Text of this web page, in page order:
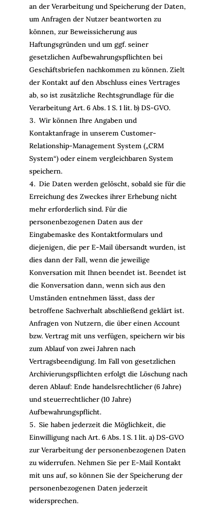
an der Verarbeitung und Speicherung der Daten,
um Anfragen der Nutzer beantworten zu
können, zur Beweissicherung aus
Haftungsgründen und um ggf. seiner
gesetzlichen Aufbewahrungspflichten bei
Geschäftsbriefen nachkommen zu können. Zielt
der Kontakt auf den Abschluss eines Vertrages
ab, so ist zusätzliche Rechtsgrundlage für die
Verarbeitung Art. 6 Abs. 1 S. 1 lit. b) DS-GVO.
Wir können Ihre Angaben und
Kontaktanfrage in unserem Customer-
Relationship-Management System („CRM
System“) oder einem vergleichbaren System
speichern.
Die Daten werden gelöscht, sobald sie für die
Erreichung des Zweckes ihrer Erhebung nicht
mehr erforderlich sind. Für die
personenbezogenen Daten aus der
Eingabemaske des Kontaktformulars und
diejenigen, die per E-Mail übersandt wurden, ist
dies dann der Fall, wenn die jeweilige
Konversation mit Ihnen beendet ist. Beendet ist
die Konversation dann, wenn sich aus den
Umständen entnehmen lässt, dass der
betroffene Sachverhalt abschließend geklärt ist.
Anfragen von Nutzern, die über einen Account
bzw. Vertrag mit uns verfügen, speichern wir bis
zum Ablauf von zwei Jahren nach
Vertragsbeendigung. Im Fall von gesetzlichen
Archivierungspflichten erfolgt die Löschung nach
deren Ablauf: Ende handelsrechtlicher (6 Jahre)
und steuerrechtlicher (10 Jahre)
Aufbewahrungspflicht.
Sie haben jederzeit die Möglichkeit, die
Einwilligung nach Art. 6 Abs. 1 S. 1 lit. a) DS-GVO
zur Verarbeitung der personenbezogenen Daten
zu widerrufen. Nehmen Sie per E-Mail Kontakt
mit uns auf, so können Sie der Speicherung der
personenbezogenen Daten jederzeit
widersprechen.